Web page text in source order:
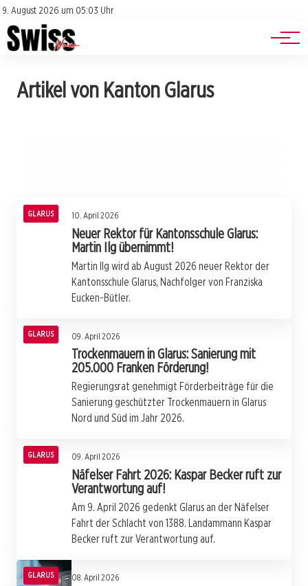
9. August 2026 um 05:03 Uhr
Impressum
Datenschutz
Jobs
Events
Artikel von Kanton Glarus
Neues aus Glarus: Berufsberatung wird
20. April 2026
GLARUS 10. April 2026
Neuer Rektor für Kantonsschule Glarus:
Martin Ilg übernimmt!
Martin Ilg wird ab August 2026 neuer Rektor der
Kantonsschule Glarus, Nachfolger von Franziska
Eucken-Bütler.
GLARUS 09. April 2026
Trockenmauern in Glarus: Sanierung mit
205.000 Franken Förderung!
Regierungsrat genehmigt Förderbeiträge für die
Sanierung geschützter Trockenmauern in Glarus
Nord und Süd im Jahr 2026.
GLARUS 09. April 2026
Näfelser Fahrt 2026: Kaspar Becker ruft zur
Verantwortung auf!
Am 9. April 2026 gedenkt Glarus an der Näfelser
Fahrt der Schlacht von 1388. Landammann Kaspar
Becker ruft zur Verantwortung auf.
GLARUS 08. April 2026